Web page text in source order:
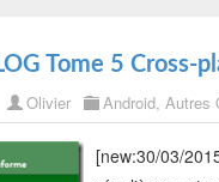
Tome 5
Olivier Android, Autres
[new:30/03/